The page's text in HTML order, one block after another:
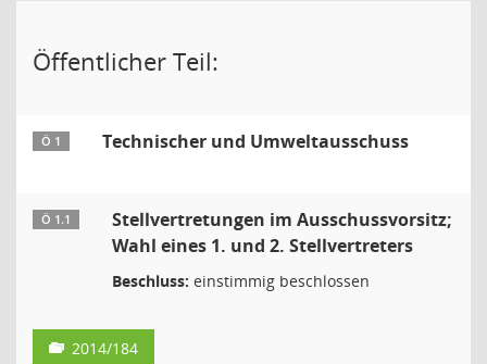
Öffentlicher Teil:
Ö 1 Technischer und Umweltausschuss
Ö 1.1
Stellvertretungen im Ausschussvorsitz;
Wahl eines 1. und 2. Stellvertreters
Beschluss: einstimmig beschlossen
2014/184